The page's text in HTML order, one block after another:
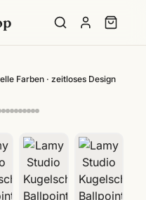
Farben · zeitloses Design